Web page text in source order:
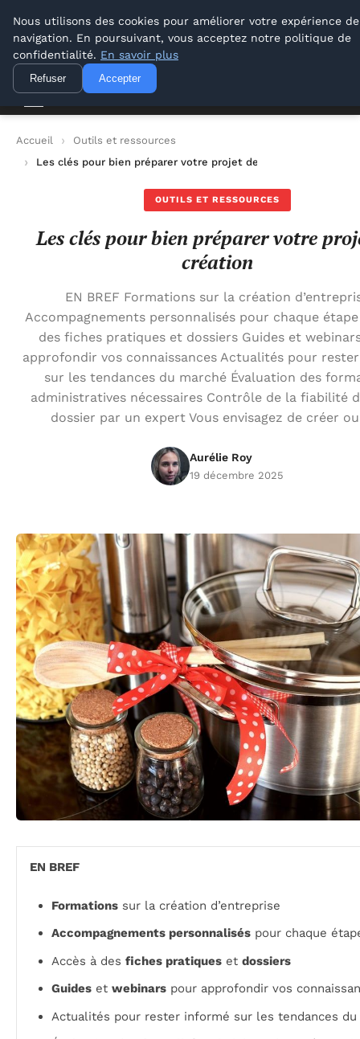
Lyon Photos
Lyon Photos
Accueil
Outils et ressources
Les clés pour bien préparer votre projet de création
OUTILS ET RESSOURCES
Les clés pour bien préparer votre
création
EN BREF Formations sur la création
Accompagnements personnalisés pour chaque étape
des fiches pratiques et dossiers Guides et
approfondir vos connaissances Actualités pour
sur les tendances du marché Évaluation des
administratives nécessaires Contrôle de la fiabilité
dossier par un expert Vous envisagez de créer
Aurélie Roy
19 décembre 2025
EN BREF
Formations sur la création d’entreprise
Accompagnements personnalisés pour chaque
Accès à des fiches pratiques et dossiers
Guides et webinars pour approfondir vos
Actualités pour rester informé sur les tendances du
Nous utilisons des cookies pour améliorer votre expérience de
navigation. En poursuivant, vous acceptez notre politique de
confidentialité. En savoir plus
Refuser Accepter